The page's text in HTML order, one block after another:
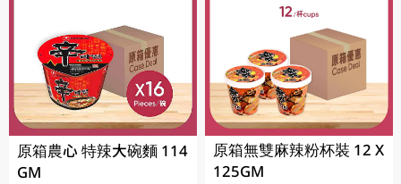
原箱農心 特辣大碗麵 114
GM
原箱無雙麻辣粉杯裝 12 X
125GM